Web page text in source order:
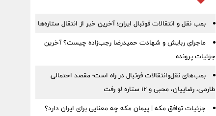
بمب نقل‌ و انتقالات فوتبال ایران؛ آخرین خبر از انتقال ستاره‌ها
ماجرای ربایش و شهادت حمیدرضا رجب‌زاده چیست؟ آخرین
جزئیات پرونده
بمب‌های نقل‌وانتقالات فوتبال در راه است؛ مقصد احتمالی
طارمی، رضاییان، محبی و ۱۲ ستاره لو رفت
جزئیات توافق مکه | پیمان مکه چه معنایی برای ایران دارد؟